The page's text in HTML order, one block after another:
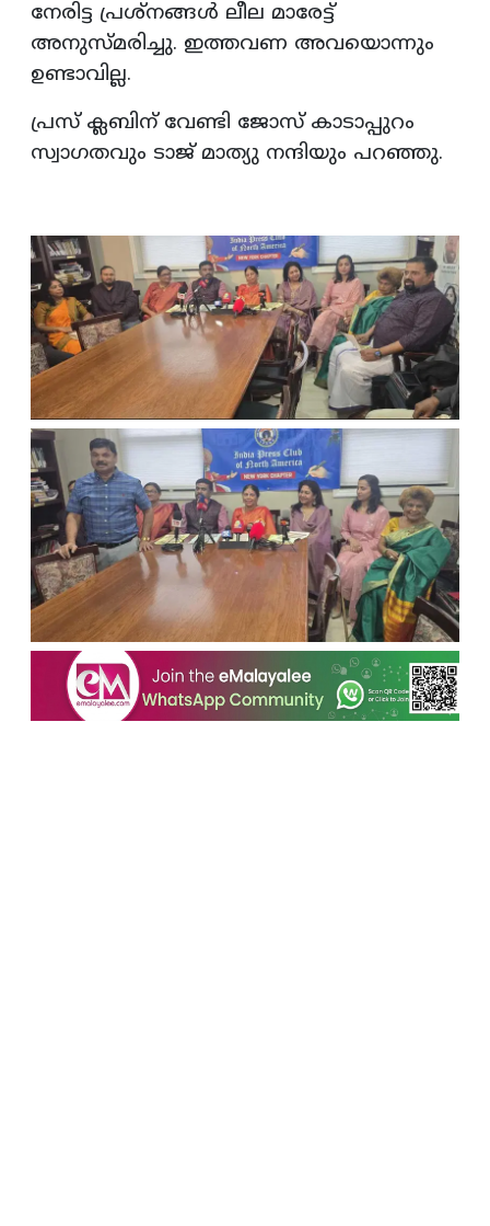
നേരിട്ട പ്രശ്നങ്ങൾ ലീല മാരേട്ട്
അനുസ്മരിച്ചു. ഇത്തവണ അവയൊന്നും
ഉണ്ടാവില്ല.
പ്രസ് ക്ലബിന് വേണ്ടി ജോസ് കാടാപ്പുറം
സ്വാഗതവും ടാജ് മാത്യു നന്ദിയും പറഞ്ഞു.